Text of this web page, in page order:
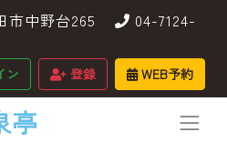
市中野台265
04-7124-
ン 登録 WEB予約
亭